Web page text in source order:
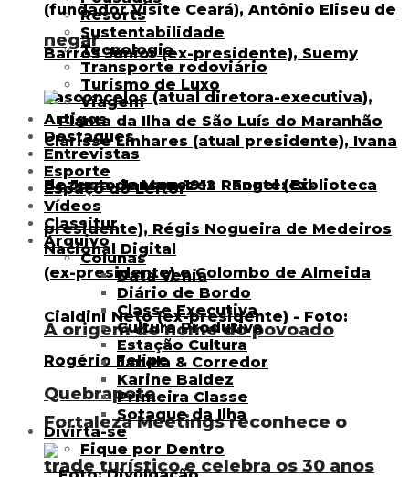
Fortaleza Meetings reconhece o
trade turístico e celebra os 30 anos
negar
A origem do nome do povoado
Quebrapote
Resorts
Sustentabilidade
Tecnologia
Transporte rodoviário
Turismo de Luxo
Viagem
Artigos
Destaques
Entrevistas
Esporte
Espaço do Leitor
Vídeos
Classitur
Arquivo
Colunas
Data Venia
Diário de Bordo
Classe Executiva
Cultura Produtiva
Estação Cultura
Janela & Corredor
Karine Baldez
Primeira Classe
Sotaque da Ilha
Divirta-se
Fique por Dentro